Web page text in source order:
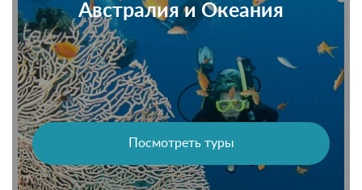
Австралия и Океания
Посмотреть туры